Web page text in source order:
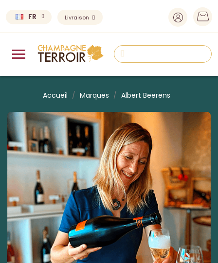
FR Livraison
Accueil Marques Albert Beerens